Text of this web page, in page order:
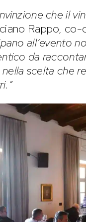
che il
Rappo, co-
all’evento
da
scelta che